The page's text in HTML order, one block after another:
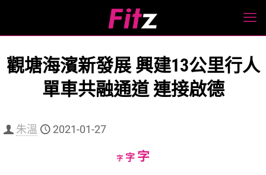
觀塘海濱新發展 興建13公里行人
單車共融通道 連接啟德
朱溫 2021-01-27
字Decrease
字Reset
字Increase